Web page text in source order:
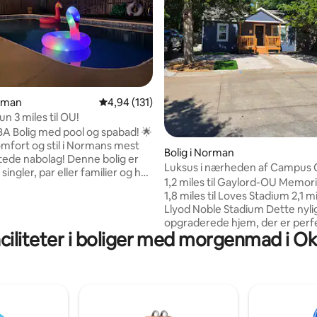
bedømmelse, 7 omtaler
4,94 ud af 5 i gennemsnitlig bedømmelse,
4,94 (131)
3 miles til OU!
Bolig med pool og spabad! 🌟
og stil i Normans mest
nabolag! Denne bolig er
par eller familier og har
4 soveværelser, 2
fuldt udstyret køkken📍
Bolig i Norman
Luksus i nærheden af Campus
1,2 miles til Gaylord-OU
1,8 miles til Loves Stadium 2,1 miles til
Llyod Noble Stadium Dette nyligt
opgraderede hjem, der er
beliggende i et roligt kvarter,
en kort gåtur fra OU's fodbold-,
det til det ideelle ophold til
i boliger med morgenmad i